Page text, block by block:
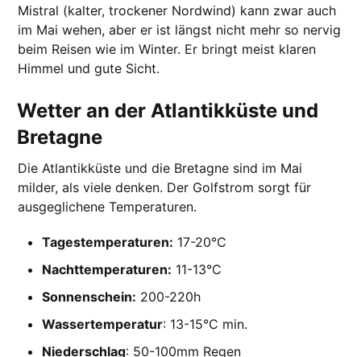
Mistral (kalter, trockener Nordwind) kann zwar auch
im Mai wehen, aber er ist längst nicht mehr so nervig
beim Reisen wie im Winter. Er bringt meist klaren
Himmel und gute Sicht.
Wetter an der Atlantikküste und
Bretagne
Die Atlantikküste und die Bretagne sind im Mai
milder, als viele denken. Der Golfstrom sorgt für
ausgeglichene Temperaturen.
Tagestemperaturen: 17-20°C
Nachttemperaturen: 11-13°C
Sonnenschein: 200-220h
Wassertemperatur: 13-15°C min.
Niederschlag: 50-100mm Regen